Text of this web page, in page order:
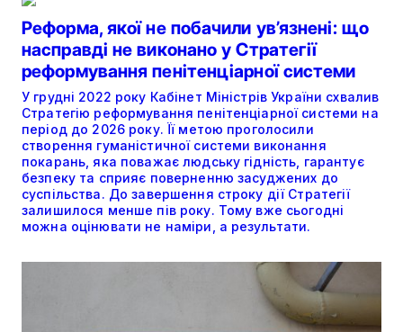
Реформа, якої не побачили ув’язнені: що
насправді не виконано у Стратегії
реформування пенітенціарної системи
У грудні 2022 року Кабінет Міністрів України схвалив
Стратегію реформування пенітенціарної системи на
період до 2026 року. Її метою проголосили
створення гуманістичної системи виконання
покарань, яка поважає людську гідність, гарантує
безпеку та сприяє поверненню засуджених до
суспільства. До завершення строку дії Стратегії
залишилося менше пів року. Тому вже сьогодні
можна оцінювати не наміри, а результати.